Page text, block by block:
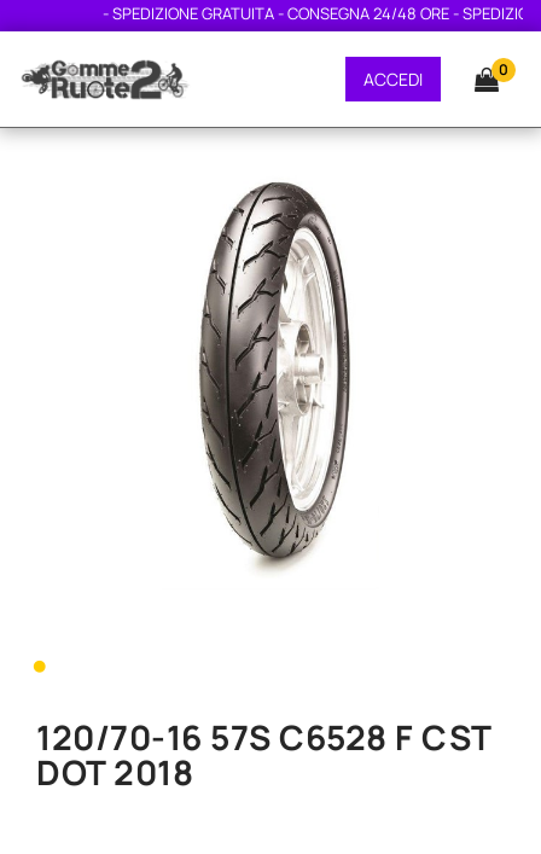
- SPEDIZIONE GRATUITA - CONSEGNA 24/48 ORE -
ACCEDI 0
•
120/70-16 57S C6528 F CST
DOT 2018